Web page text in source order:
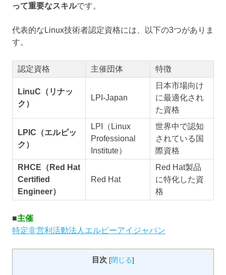
って重要なスキルです。
代表的なLinux技術者認定資格には、以下の3つがありま
す。
認定資格 主催団体 特徴
LinuC（リナッ
ク）
LPI-Japan
日本市場向け
に最適化され
た資格
LPIC（エルピッ
ク）
LPI（Linux
Professional
Institute）
世界中で認知
されている国
際資格
RHCE（Red Hat
Certified
Engineer）
Red Hat
Red Hat製品
に特化した資
格
■主催
特定非営利活動法人エルピーアイジャパン
目次 [閉じる]